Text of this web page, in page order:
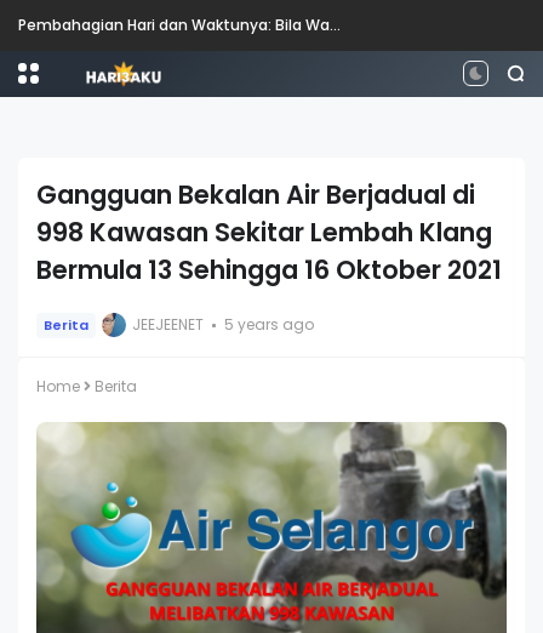
Pembahagian Hari dan Waktunya: Bila Waktunya Pagi, Tengah Hari, Petang dan Malam?
Gangguan Bekalan Air Berjadual di
998 Kawasan Sekitar Lembah Klang
Bermula 13 Sehingga 16 Oktober 2021
Berita JEEJEENET 5 years ago
Home Berita